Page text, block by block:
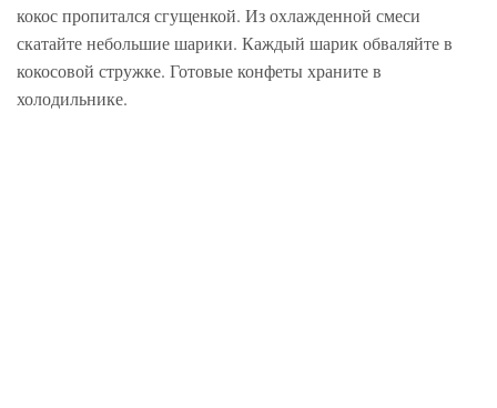
кокос пропитался сгущенкой. Из охлажденной смеси
скатайте небольшие шарики. Каждый шарик обваляйте в
кокосовой стружке. Готовые конфеты храните в
холодильнике.